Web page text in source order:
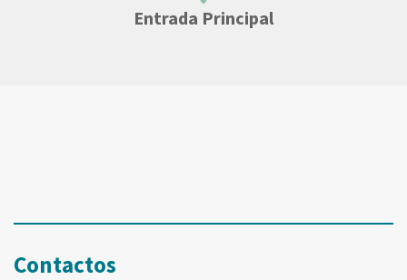
Entrada Principal
Contactos